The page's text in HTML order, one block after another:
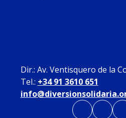
Dir.: Av. Ventisquero de la
Tel.: +34 91 3610 651